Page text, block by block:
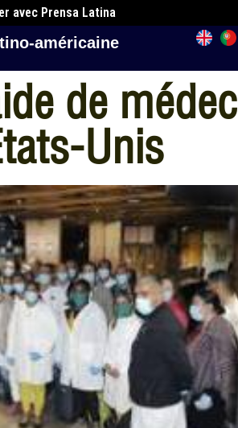
avec Prensa Latina
américaine
de
Unis